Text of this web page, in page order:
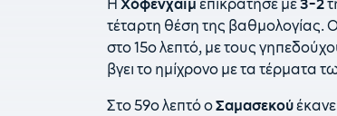
Η Χόφενχαϊμ επικράτησε με3-2
τέταρτη θέση της βαθμολογίας.
στο 15ο λεπτό, με τους
βγει το ημίχρονο με τα τέρματα
Στο 59ο λεπτό οΣαμασεκού